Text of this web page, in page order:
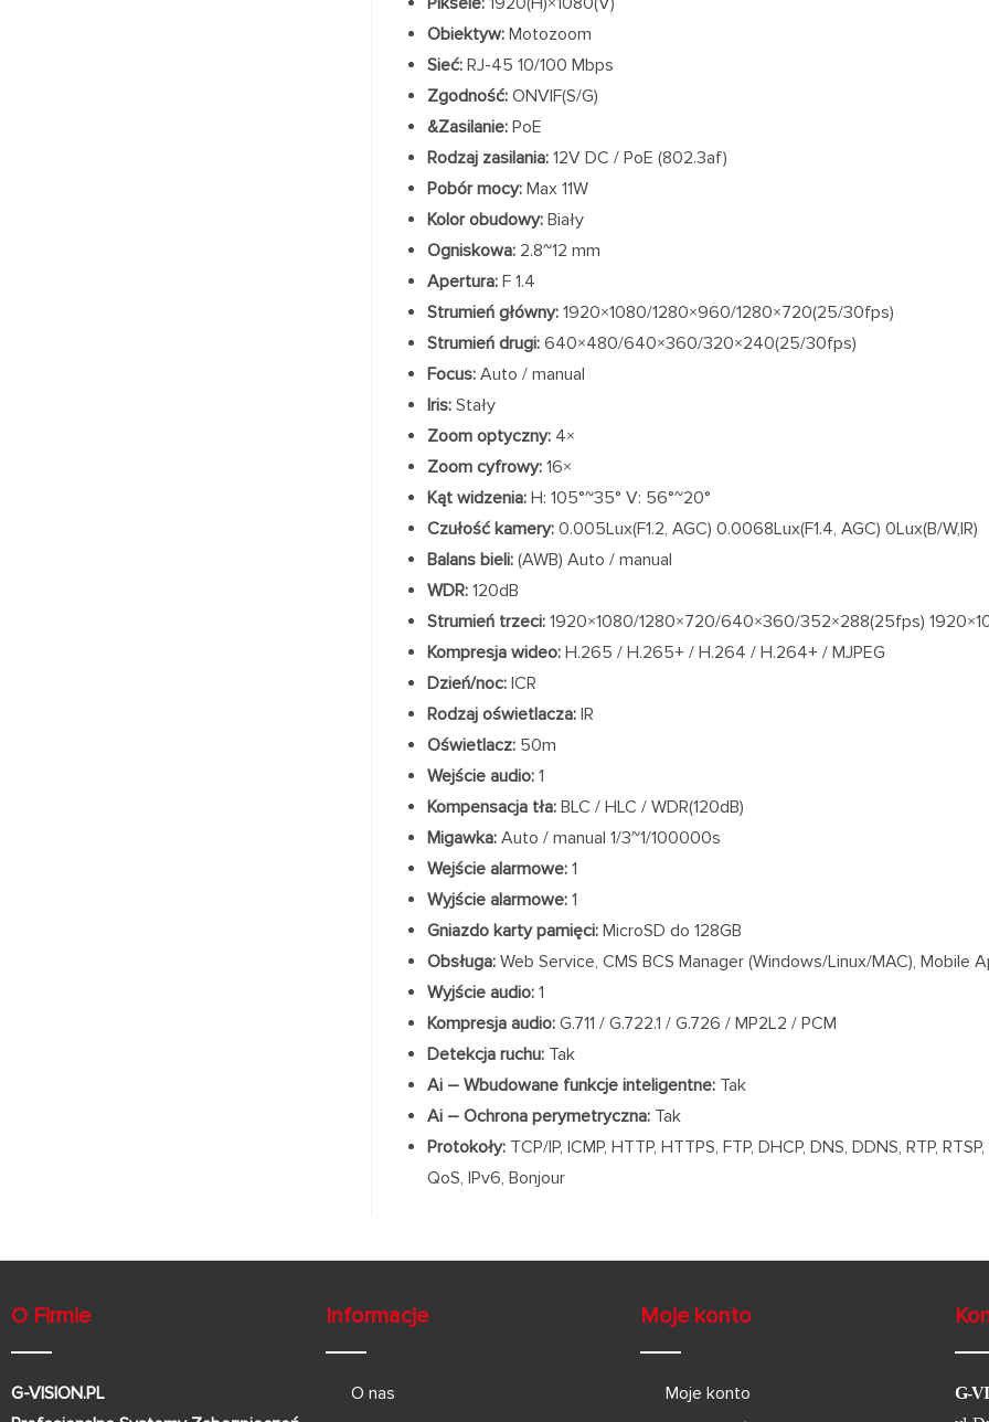
Obiektyw: Motozoom
Sieć: RJ-45 10/100 Mbps
Zgodność: ONVIF(S/G)
&Zasilanie: PoE
Rodzaj zasilania: 12V DC / PoE (802.3af)
Pobór mocy: Max 11W
Kolor obudowy: Biały
Ogniskowa: 2.8~12 mm
Apertura: F 1.4
Strumień główny: 1920×1080/1280×960/1280×720(25/30fps)
Strumień drugi: 640×480/640×360/320×240(25/30fps)
Focus: Auto / manual
Iris: Stały
Zoom optyczny: 4×
Zoom cyfrowy: 16×
Kąt widzenia: H: 105°~35° V: 56°~20°
Czułość kamery: 0.005Lux(F1.2, AGC) 0.0068Lux(F1.4, AGC) 0Lux(B/W,IR)
Balans bieli: (AWB) Auto / manual
WDR: 120dB
Strumień trzeci: 1920×1080/1280×720/640×360/352×288(25fps)
Kompresja wideo: H.265 / H.265+ / H.264 / H.264+ / MJPEG
Dzień/noc: ICR
Rodzaj oświetlacza: IR
Oświetlacz: 50m
Wejście audio: 1
Kompensacja tła: BLC / HLC / WDR(120dB)
Migawka: Auto / manual 1/3~1/100000s
Wejście alarmowe: 1
Wyjście alarmowe: 1
Gniazdo karty pamięci: MicroSD do 128GB
Obsługa: Web Service, CMS BCS Manager (Windows/Linux/MAC), Mobile
Wyjście audio: 1
Kompresja audio: G.711 / G.722.1 / G.726 / MP2L2 / PCM
Detekcja ruchu: Tak
Ai – Wbudowane funkcje inteligentne: Tak
Ai – Ochrona perymetryczna: Tak
Protokoły: TCP/IP, ICMP, HTTP, HTTPS, FTP, DHCP, DNS, DDNS, RTP,
QoS, IPv6, Bonjour
O Firmie
G-VISION.PL
Informacje
O nas
Moje konto
Moje konto
G-